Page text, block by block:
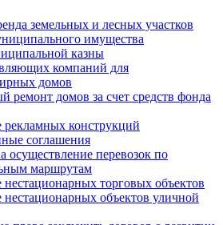
земельных и лесных участков
имущества
казны
компаний для
домов
ремонт домов за счет средств фонда
рекламных конструкций
соглашения
осуществление перевозок по
маршрутам
торговых объектов
объектов уличной